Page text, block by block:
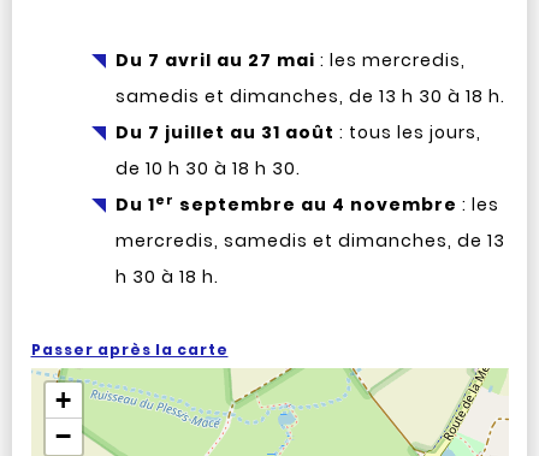
Du 7 avril au 27 mai : les mercredis,
samedis et dimanches, de 13 h 30 à 18 h.
Du 7 juillet au 31 août : tous les jours,
de 10 h 30 à 18 h 30.
Du 1er septembre au 4 novembre : les
mercredis, samedis et dimanches, de 13
h 30 à 18 h.
Passer après la carte
+
−